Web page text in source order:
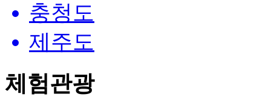
충청도
제주도
체험관광